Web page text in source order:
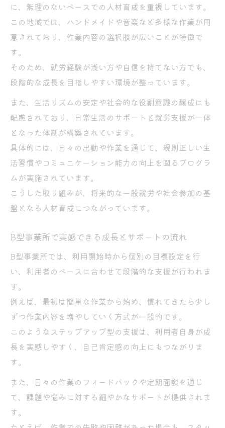
に、無理のないペースでの人材育成を重視しています。
この地域では、ハンドメイドや音楽など多様な作業が用
意されており、作業内容の選択肢が広いことが特徴で
す。
そのため、就労経験が浅い方や自信を持てない方でも、
段階的な成長を目指しやすい環境が整っています。
また、生活リズムの安定や社会的な役割意識の醸成にも
配慮されており、日常生活のサポートと就労支援が一体
となった体制が構築されています。
具体的には、日々の出勤や作業を通じて、規則正しい生
活習慣やコミュニケーション能力の向上を図るプログラ
ムが実施されています。
こうした取り組みが、将来的な一般就労や社会参加の基
盤となる人材育成につながっています。
B型事業所で実感できる成長とサポートの流れ
B型事業所では、利用開始時から個別の目標設定を行
い、利用者のペースに合わせて段階的な支援が行われま
す。
例えば、最初は簡単な作業から始め、慣れてきたら少し
ずつ作業内容を増やしていく方式が一般的です。
このようなステップアップ型の支援は、利用者自身が成
長を実感しやすく、自己肯定感の向上にもつながりま
す。
また、日々の作業のフィードバックや定期面談を通じ
て、課題や悩みに対する細やかなサポートが提供されま
す。